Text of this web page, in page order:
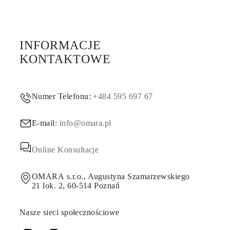
INFORMACJE
KONTAKTOWE
Numer Telefonu:+484 595 697 67
E-mail: info@omara.pl
Online Konsultacje
OMARA s.r.o., Augustyna Szamarzewskiego
21 lok. 2, 60-514 Poznań
Nasze sieci społecznościowe